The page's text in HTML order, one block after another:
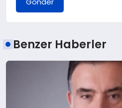
Benzer Haberler